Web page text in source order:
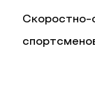
Скоростно-